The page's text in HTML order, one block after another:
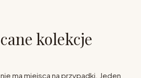
kolekcje
ma miejsca na przypadki. Jeden